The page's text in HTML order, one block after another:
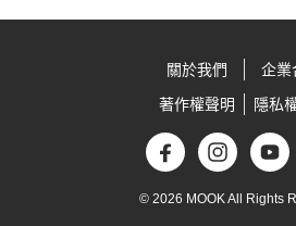
關於我們
企業
著作權聲明
隱私
© 2026 MOOK All Rights